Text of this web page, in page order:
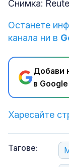
Снимка:
Останете
канала ни в
Добави
в Google
Харесайте
Тагове: